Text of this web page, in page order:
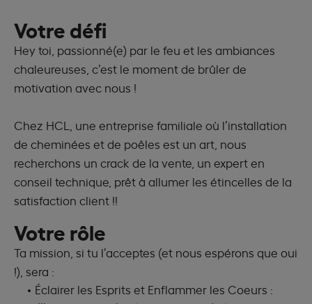
Votre défi
Hey toi, passionné(e) par le feu et les ambiances
chaleureuses, c’est le moment de brûler de
motivation avec nous !
Chez HCL, une entreprise familiale où l’installation
de cheminées et de poêles est un art, nous
recherchons un crack de la vente, un expert en
conseil technique, prêt à allumer les étincelles de la
satisfaction client !!
Votre rôle
Ta mission, si tu l’acceptes (et nous espérons que oui
!), sera :
Éclairer les Esprits et Enflammer les Coeurs :